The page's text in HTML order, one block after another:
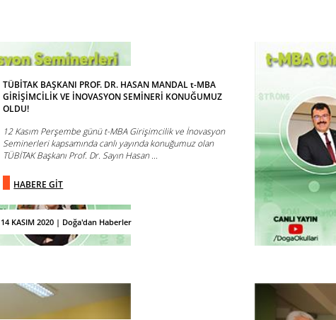
14 KASIM 2020 | Doğa'dan Haberler
TÜBİTAK BAŞKANI PROF. DR. HASAN MANDAL t-MBA
GİRİŞİMCİLİK VE İNOVASYON SEMİNERİ KONUĞUMUZ
OLDU!
12 Kasım Perşembe günü t-MBA Girişimcilik ve İnovasyon
Seminerleri kapsamında canlı yayında konuğumuz olan
TÜBİTAK Başkanı Prof. Dr. Sayın Hasan ...
HABERE GİT